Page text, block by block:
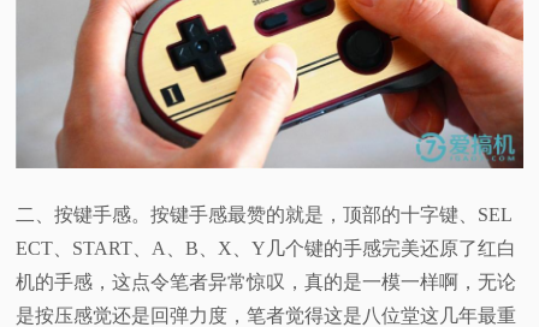
二、按键手感。按键手感最赞的就是，顶部的十字键、SEL
ECT、START、A、B、X、Y几个键的手感完美还原了红白
机的手感，这点令笔者异常惊叹，真的是一模一样啊，无论
是按压感觉还是回弹力度，笔者觉得这是八位堂这几年最重